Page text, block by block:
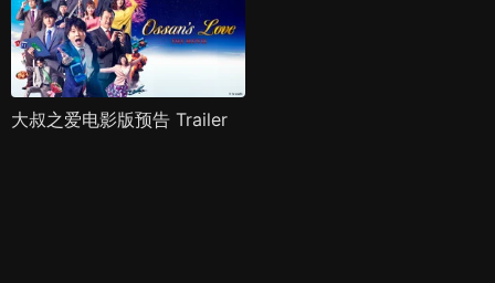
大叔之爱电影版预告 Trailer